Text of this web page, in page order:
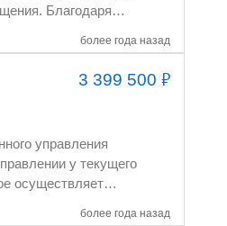
более года назад
загружающий
3 399 500₽
более года назад
у текущего